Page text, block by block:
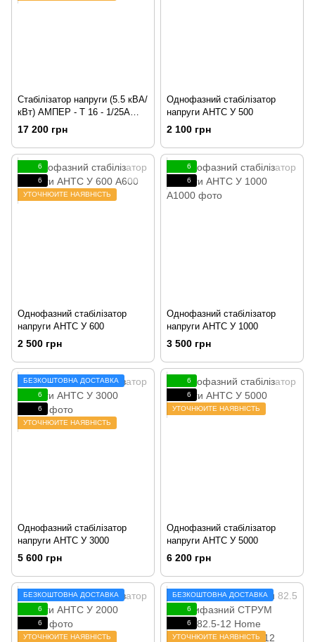
Стабілізатор напруги (5.5 кВА/
кВт) АМПЕР - Т 16 - 1/25А
v2.1
17 200 грн
Однофазний стабілізатор
напруги АНТС У 500
2 100 грн
6
6
УТОЧНЮЙТЕ НАЯВНІСТЬ
Однофазний стабілізатор
напруги АНТС У 600
2 500 грн
6
6
Однофазний стабілізатор
напруги АНТС У 1000
3 500 грн
БЕЗКОШТОВНА ДОСТАВКА
6
6
УТОЧНЮЙТЕ НАЯВНІСТЬ
Однофазний стабілізатор
напруги АНТС У 3000
5 600 грн
6
6
УТОЧНЮЙТЕ НАЯВНІСТЬ
Однофазний стабілізатор
напруги АНТС У 5000
6 200 грн
БЕЗКОШТОВНА ДОСТАВКА
6
6
УТОЧНЮЙТЕ НАЯВНІСТЬ
БЕЗКОШТОВНА ДОСТАВКА
6
6
УТОЧНЮЙТЕ НАЯВНІСТЬ